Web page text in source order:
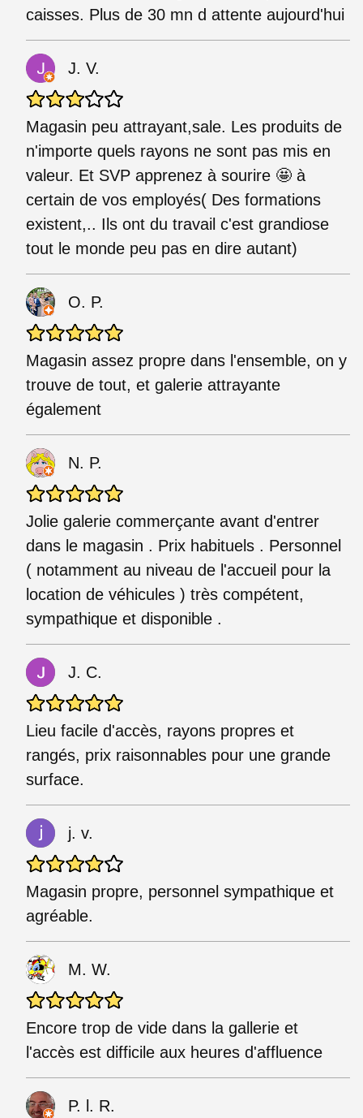
caisses. Plus de 30 mn d attente aujourd'hui
J. V.
Magasin peu attrayant,sale. Les produits de
n'importe quels rayons ne sont pas mis en
valeur. Et SVP apprenez à sourire 🤩 à
certain de vos employés( Des formations
existent,.. Ils ont du travail c'est grandiose
tout le monde peu pas en dire autant)
O. P.
Magasin assez propre dans l'ensemble, on y
trouve de tout, et galerie attrayante
également
N. P.
Jolie galerie commerçante avant d'entrer
dans le magasin . Prix habituels . Personnel
( notamment au niveau de l'accueil pour la
location de véhicules ) très compétent,
sympathique et disponible .
J. C.
Lieu facile d'accès, rayons propres et
rangés, prix raisonnables pour une grande
surface.
j. v.
Magasin propre, personnel sympathique et
agréable.
M. W.
Encore trop de vide dans la gallerie et
l'accès est difficile aux heures d'affluence
P. l. R.